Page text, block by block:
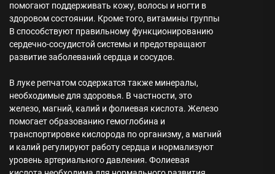
помогают поддерживать кожу, волосы и ногти в
здоровом состоянии. Кроме того, витамины группы
В способствуют правильному функционированию
сердечно-сосудистой системы и предотвращают
развитие заболеваний сердца и сосудов.
В луке репчатом содержатся также минералы,
необходимые для здоровья. В частности, это
железо, магний, калий и фолиевая кислота. Железо
помогает образованию гемоглобина и
транспортировке кислорода по организму, а магний
и калий регулируют работу сердца и нормализуют
уровень артериального давления. Фолиевая